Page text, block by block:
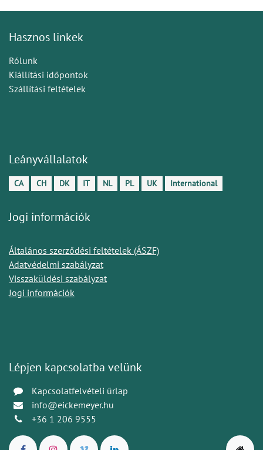
Hasznos linkek
Rólunk
Kiállítási időpontok
Szállítási feltételek
Leányvállalatok
CA CH DK IT NL PL UK International
Jogi információk
Általános szerződési feltételek (ÁSZF)
Adatvédelmi szabályzat
Visszaküldési szabályzat
Jogi információk
Lépjen kapcsolatba velünk
Kapcsolatfelvételi űrlap
info@eickemeyer.hu
+36 1 206 9555